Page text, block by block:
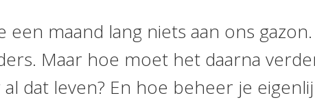
een maand lang niets aan ons
Maar hoe moet het daarna
dat leven? En hoe beheer je